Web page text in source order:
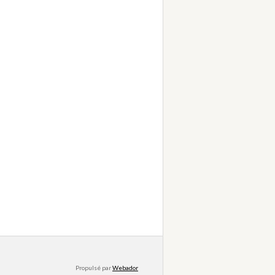
Propulsé parWebador